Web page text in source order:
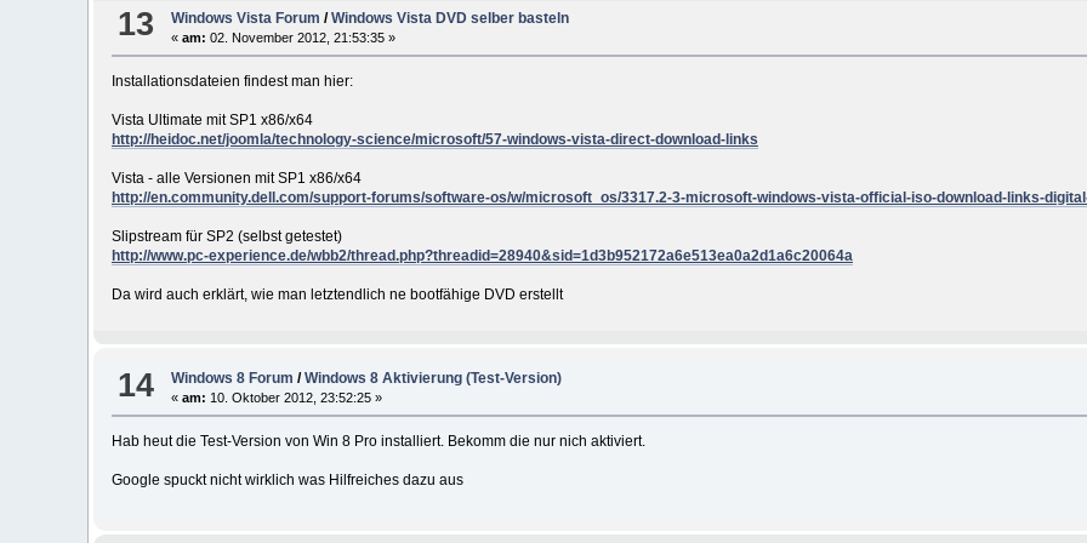
13 Windows Vista Forum /Windows Vista DVD selber basteln
«am: 02. November 2012, 21:53:35 »
Installationsdateien findest man hier:
Vista Ultimate mit SP1 x86/x64
http://heidoc.net/joomla/technology-science/microsoft/57-windows-vista-direct-download-links
Vista - alle Versionen mit SP1 x86/x64
http://en.community.dell.com/support-forums/software-os/w/microsoft_os/3317.2-3-microsoft-windows-vista-official-iso-download-links-
Slipstream für SP2 (selbst getestet)
http://www.pc-experience.de/wbb2/thread.php?threadid=28940&sid=1d3b952172a6e513ea0a2d1a6c20064a
Da wird auch erklärt, wie man letztendlich ne bootfähige DVD erstellt
14 Windows 8 Forum /Windows 8 Aktivierung (Test-Version)
«am: 10. Oktober 2012, 23:52:25 »
Hab heut die Test-Version von Win 8 Pro installiert. Bekomm die nur nich aktiviert.
Google spuckt nicht wirklich was Hilfreiches dazu aus